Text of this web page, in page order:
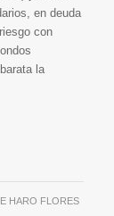
en deuda
con
la
HARO FLORES